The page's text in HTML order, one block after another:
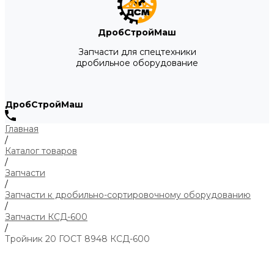
ДробСтройМаш
Запчасти для спецтехники
дробильное оборудование
ДробСтройМаш
Главная
/
Каталог товаров
/
Запчасти
/
Запчасти к дробильно-сортировочному оборудованию
/
Запчасти КСД-600
/
Тройник 20 ГОСТ 8948 КСД-600